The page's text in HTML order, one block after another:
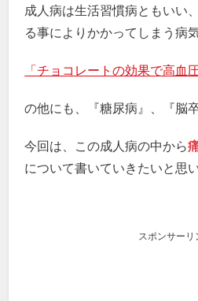
成人病は生活習慣病ともいい
る事によりかかってしまう病
「チョコレートの効果で高血
の他にも、『糖尿病』、『脳
今回は、この成人病の中から
について書いていきたいと思い
スポンサーリ